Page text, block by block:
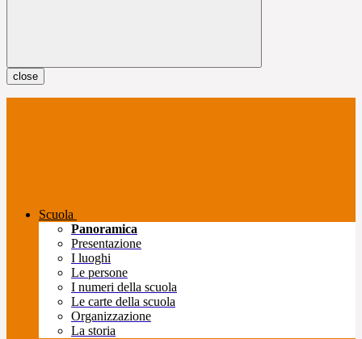
close
Scuola
Panoramica
Presentazione
I luoghi
Le persone
I numeri della scuola
Le carte della scuola
Organizzazione
La storia